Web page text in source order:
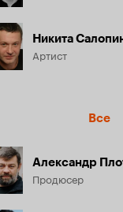
Никита
Артист
Все
Александр
Продюсер